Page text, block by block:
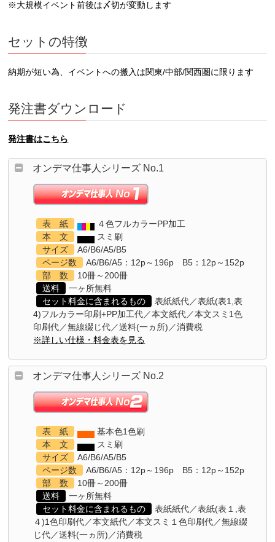
※大規模イベント前後は〆切が変動します
セットの特徴
納期が短い為、イベントへの搬入は関東/中部/関西圏に限ります
発注書ダウンロード
発注書はこちら
オンデマ仕事人シリーズ No.1
表 紙
４色フルカラーPP加工
本 文
スミ刷
サイズ
A6/B6/A5/B5
ページ数
A6/B6/A5：12p～196p B5：12p～152p
部 数
10冊～200冊
送料
一ヶ所無料
セット料金に含まれるもの
表紙紙代／表紙(表1,表
4)フルカラー印刷+PP加工代／本文紙代／本文スミ1色
印刷代／無線綴じ代／送料(一ヵ所)／消費税
※詳しい仕様・料金表を見る
オンデマ仕事人シリーズ No.2
表 紙
基本色1色刷
本 文
スミ刷
サイズ
A6/B6/A5/B5
ページ数
A6/B6/A5：12p～196p B5：12p～152p
部 数
10冊～200冊
送料
一ヶ所無料
セット料金に含まれるもの
表紙紙代／表紙(表１,表
４)1色印刷代／本文紙代／本文スミ１色印刷代／無線綴
じ代／送料(一ヵ所)／消費税